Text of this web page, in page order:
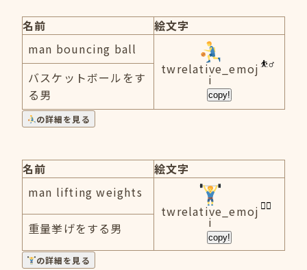
名前
絵文字
man bouncing ball
twrelative_emoj
i
copy!
バスケットボールをす
る男
の詳細を見る
名前
絵文字
man lifting weights
twrelative_emoj
i
copy!
重量挙げをする男
の詳細を見る